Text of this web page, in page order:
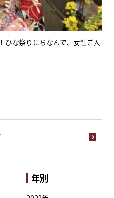
ひな祭りにちなんで、女性ご入
年別